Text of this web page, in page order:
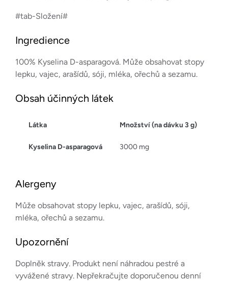
#tab-Složení#
Ingredience
100% Kyselina D-asparagová. Může obsahovat stopy
lepku, vajec, arašídů, sóji, mléka, ořechů a sezamu.
Obsah účinných látek
Látka Množství (na dávku 3 g)
Kyselina D-asparagová 3000 mg
Alergeny
Může obsahovat stopy lepku, vajec, arašídů, sóji,
mléka, ořechů a sezamu.
Upozornění
Doplněk stravy. Produkt není náhradou pestré a
vyvážené stravy. Nepřekračujte doporučenou denní